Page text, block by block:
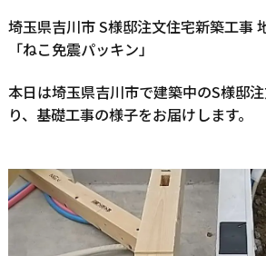
埼玉県吉川市 S様邸注文住宅新築工事
「ねこ免震パッキン」
本日は埼玉県吉川市で建築中のS様邸
り、基礎工事の様子をお届けします。